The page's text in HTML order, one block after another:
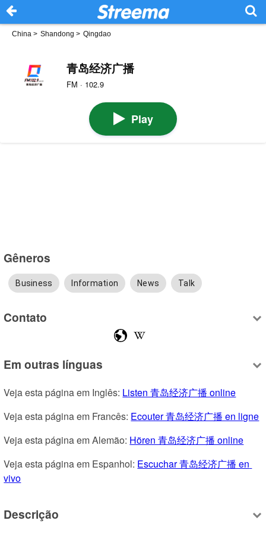
China > Shandong > Qingdao
青岛经济广播
FM · 102.9
Play
Gêneros
Business Information News Talk
Contato
Em outras línguas
Veja esta página em Inglês: Listen 青岛经济广播 online
Veja esta página em Francês: Ecouter 青岛经济广播 en ligne
Veja esta página em Alemão: Hören 青岛经济广播 online
Veja esta página em Espanhol: Escuchar 青岛经济广播 en
vivo
Descrição